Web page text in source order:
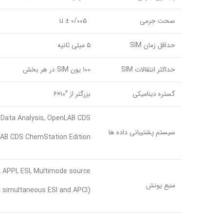
صحت جرمی
حداقل زمان SIM ۵ میلی ثانیه
حداکثر انتقالات SIM ۱۰۰ یون SIM در هر بخش
گستره دینامیکی بزرگتر از ۱۰ ۶ ×۶
سیستم پشتیبانی داده ها
Analysis, OpenLAB CDS,
CDS ChemStation Edition
منبع یونش
APPI, ESI, Multimode source
(MMI; simultaneous ESI and APCI)